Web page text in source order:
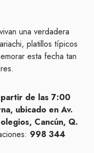
una verdadera
platillos típicos
esta fecha tan
de las 7:00
ubicado en Av.
Cancún, Q.
998 344